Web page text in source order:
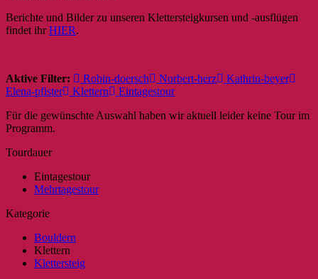
Berichte und Bilder zu unseren Klettersteigkursen und -ausflügen
findet ihrHIER.
Aktive Filter: Robin-doersch Norbert-herz
Kathrin-beyer
Elena-pfister
Klettern
Eintagestour
Für die gewünschte Auswahl haben wir aktuell leider keine Tour im
Programm.
Tourdauer
Eintagestour
Mehrtagestour
Kategorie
Bouldern
Klettern
Klettersteig